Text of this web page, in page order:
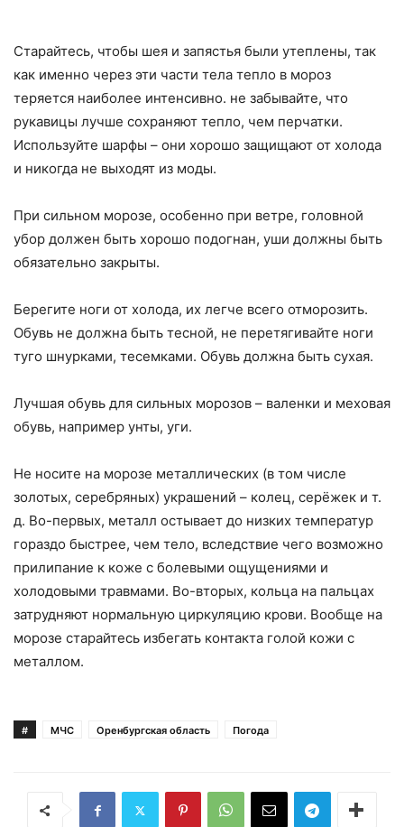
Старайтесь, чтобы шея и запястья были утеплены, так
как именно через эти части тела тепло в мороз
теряется наиболее интенсивно. не забывайте, что
рукавицы лучше сохраняют тепло, чем перчатки.
Используйте шарфы – они хорошо защищают от холода
и никогда не выходят из моды.
При сильном морозе, особенно при ветре, головной
убор должен быть хорошо подогнан, уши должны быть
обязательно закрыты.
Берегите ноги от холода, их легче всего отморозить.
Обувь не должна быть тесной, не перетягивайте ноги
туго шнурками, тесемками. Обувь должна быть сухая.
Лучшая обувь для сильных морозов – валенки и меховая
обувь, например унты, уги.
Не носите на морозе металлических (в том числе
золотых, серебряных) украшений – колец, серёжек и т.
д. Во-первых, металл остывает до низких температур
гораздо быстрее, чем тело, вследствие чего возможно
прилипание к коже с болевыми ощущениями и
холодовыми травмами. Во-вторых, кольца на пальцах
затрудняют нормальную циркуляцию крови. Вообще на
морозе старайтесь избегать контакта голой кожи с
металлом.
# МЧС Оренбургская область Погода